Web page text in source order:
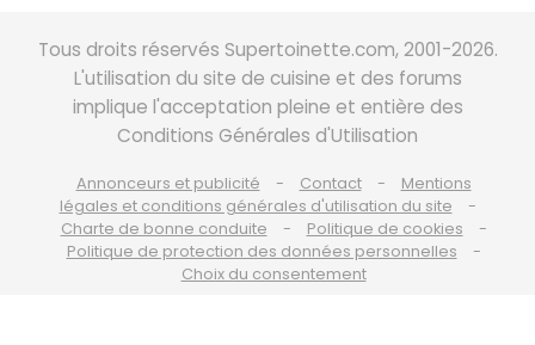
Tous droits réservés Supertoinette.com, 2001-2026.
L'utilisation du site de cuisine et des forums
implique l'acceptation pleine et entière des
Conditions Générales d'Utilisation
Annonceurs et publicité Contact
Mentions
légales et conditions générales d'utilisation du site
Charte de bonne conduite
Politique de cookies
Politique de protection des données personnelles
Choix du consentement